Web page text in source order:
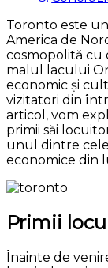
Toronto este
America de
cosmopolită cu
malul lacului
economic și
vizitatori din
articol, vom
primii săi
unul dintre
economice din
Primii
Înainte de